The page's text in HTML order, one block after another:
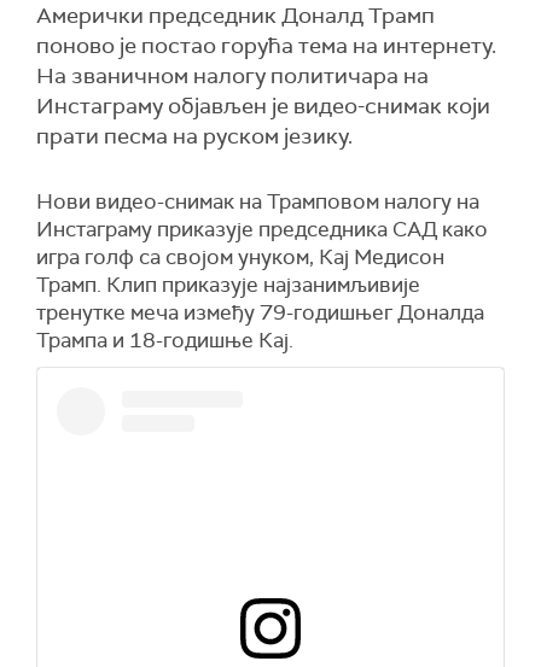
Амерички председник Доналд Трамп
поново је постао горућа тема на интернету.
На званичном налогу политичара на
Инстаграму објављен је видео-снимак који
прати песма на руском језику.
Нови видео-снимак на Трамповом налогу на
Инстаграму приказује председника САД како
игра голф са својом унуком, Кај Медисон
Трамп. Клип приказује најзанимљивије
тренутке меча између 79-годишњег Доналда
Трампа и 18-годишње Кај.